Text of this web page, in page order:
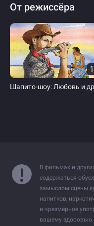
От режиссёра
В фильмах и
содержаться
замыслом сцены
напитков,
и чрезмерное
вашему здоровью.